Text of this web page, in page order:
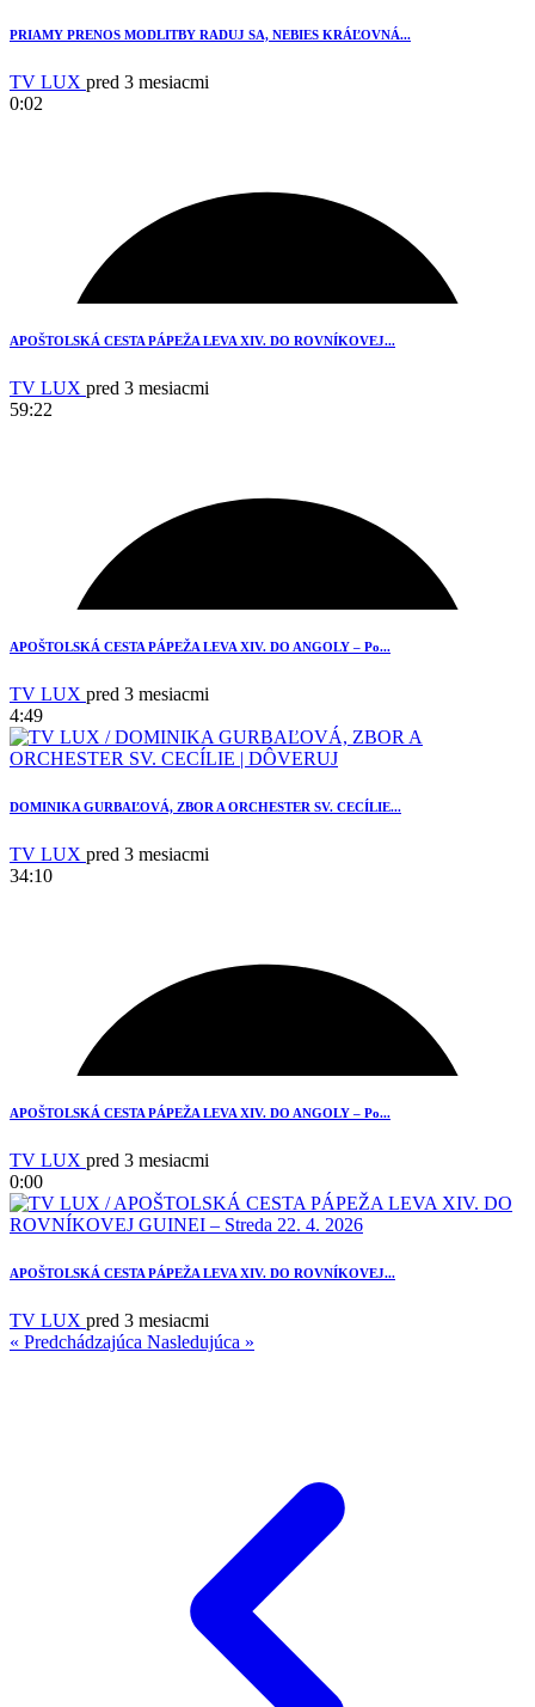
PRIAMY PRENOS MODLITBY RADUJ SA, NEBIES KRÁĽOVNÁ...
TV LUX pred 3 mesiacmi
0:02
1
APOŠTOLSKÁ CESTA PÁPEŽA LEVA XIV. DO ROVNÍKOVEJ...
TV LUX pred 3 mesiacmi
59:22
APOŠTOLSKÁ CESTA PÁPEŽA LEVA XIV. DO ANGOLY – Po...
TV LUX pred 3 mesiacmi
4:49
DOMINIKA GURBAĽOVÁ, ZBOR A ORCHESTER SV. CECÍLIE...
TV LUX pred 3 mesiacmi
34:10
APOŠTOLSKÁ CESTA PÁPEŽA LEVA XIV. DO ANGOLY – Po...
TV LUX pred 3 mesiacmi
0:00
APOŠTOLSKÁ CESTA PÁPEŽA LEVA XIV. DO ROVNÍKOVEJ...
TV LUX pred 3 mesiacmi
« Predchádzajúca Nasledujúca »